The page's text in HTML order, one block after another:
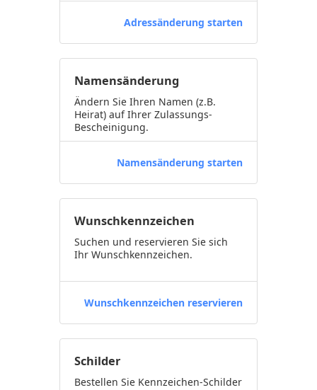
Adressänderung starten
Namensänderung
Ändern Sie Ihren Namen (z.B.
Heirat) auf Ihrer Zulassungs-
Bescheinigung.
Namensänderung starten
Wunschkennzeichen
Suchen und reservieren Sie sich
Ihr Wunschkennzeichen.
Wunschkennzeichen reservieren
Schilder
Bestellen Sie Kennzeichen-Schilder